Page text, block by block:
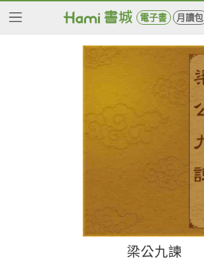
電子書 月讀包
梁公九諫